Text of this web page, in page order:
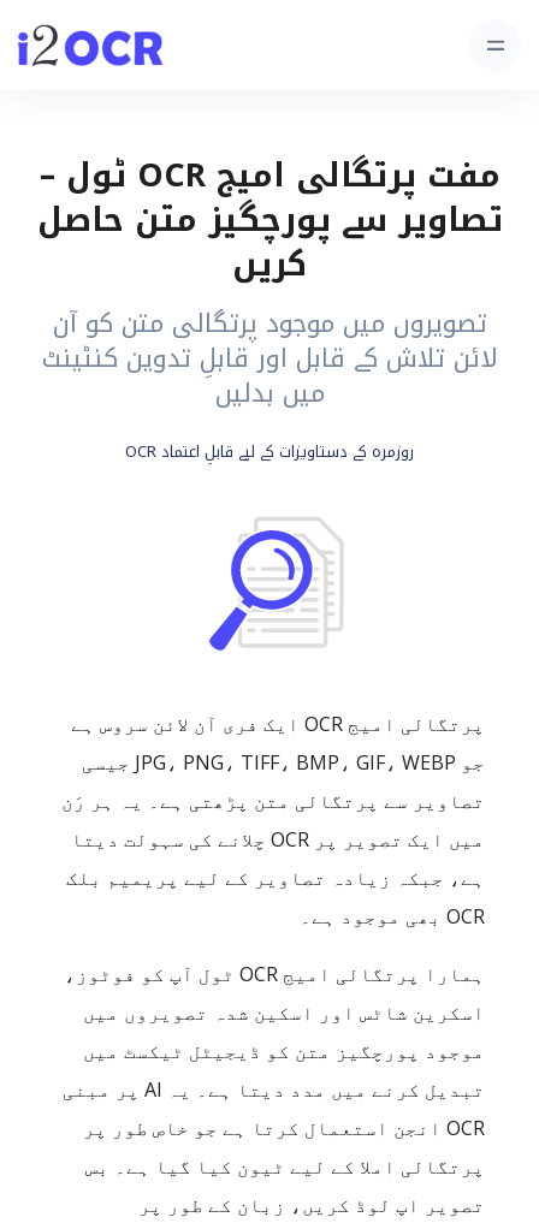
مفت پرتگالی امیج OCR ٹول –
تصاویر سے پورچگیز متن حاصل
کریں
تصویروں میں موجود پرتگالی متن کو آن
لائن تلاش کے قابل اور قابلِ تدوین کنٹینٹ
میں بدلیں
روزمرہ کے دستاویزات کے لیے قابلِ اعتماد OCR
پرتگالی امیج OCR ایک فری آن لائن سروس ہے
جو ‎JPG، PNG، TIFF، BMP، GIF، WEBP‎ جیسی
تصاویر سے پرتگالی متن پڑھتی ہے۔ یہ ہر رَن
میں ایک تصویر پر OCR چلانے کی سہولت دیتا
ہے، جبکہ زیادہ تصاویر کے لیے پریمیم بلک
OCR بھی موجود ہے۔
ہمارا پرتگالی امیج OCR ٹول آپ کو فوٹوز،
اسکرین شاٹس اور اسکین شدہ تصویروں میں
موجود پورچگیز متن کو ڈیجیٹل ٹیکسٹ میں
تبدیل کرنے میں مدد دیتا ہے۔ یہ AI پر مبنی
OCR انجن استعمال کرتا ہے جو خاص طور پر
پرتگالی املا کے لیے ٹیون کیا گیا ہے۔ بس
تصویر اپ لوڈ کریں، زبان کے طور پر